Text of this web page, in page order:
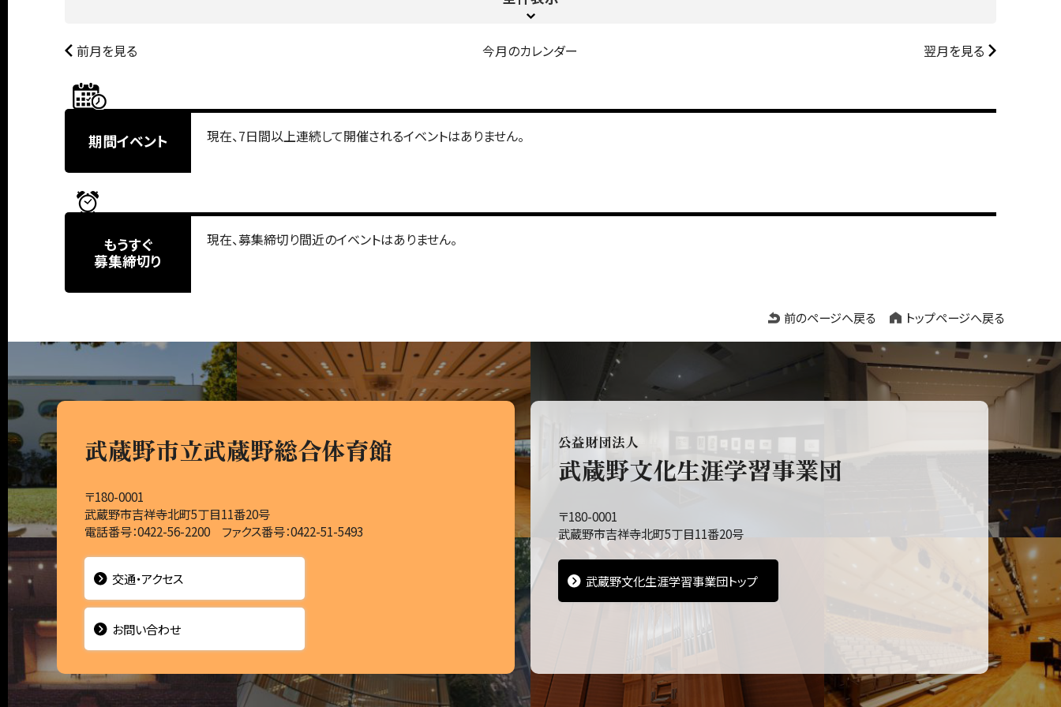
前月を見る 今月のカレンダー 翌月を見る
期間イベント 現在、7日間以上連続して開催されるイベントはありません。
もうすぐ
募集締切り
現在、募集締切り間近のイベントはありません。
前のページへ戻る トップページへ戻る
武蔵野市立武蔵野総合体育館
〒180-0001
武蔵野市吉祥寺北町5丁目11番20号
電話番号：0422-56-2200 ファクス番号：0422-51-5493
交通・アクセス
お問い合わせ
公益財団法人
武蔵野文化生涯学習事業団
〒180-0001
武蔵野市吉祥寺北町5丁目11番20号
武蔵野文化生涯学習事業団トップ